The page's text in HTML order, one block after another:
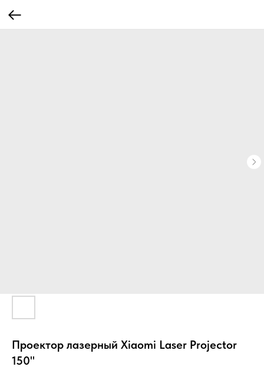
Проектор лазерный Xiaomi Laser Projector
150"